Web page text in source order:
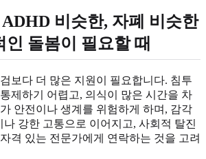
비슷한, 자폐 비슷한
인 돌봄이 필요할 때
보다 더 많은 지원이 필요합니다. 침투
제하기 어렵고, 의식이 많은 시간을 차
안전이나 생계를 위험하게 하며, 감각
나 강한 고통으로 이어지고, 사회적 탈진
격 있는 전문가에게 연락하는 것을 고려